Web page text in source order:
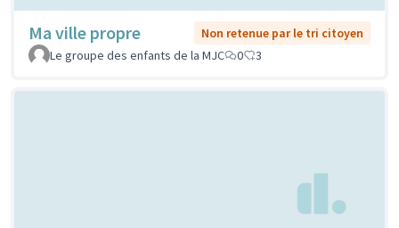
Ma ville propre
Non retenue par le tri citoyen
Le groupe des enfants de la MJC
0 3